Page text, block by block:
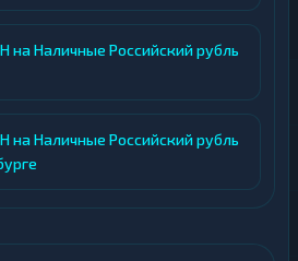
на Наличные Российский рубль
на Наличные Российский рубль